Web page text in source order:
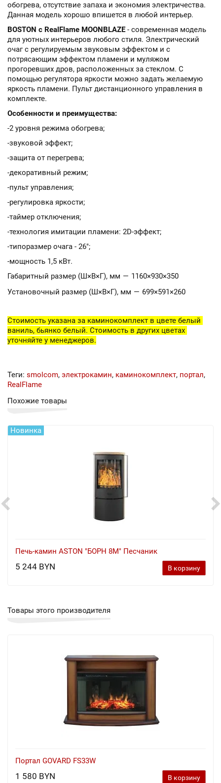
обогрева, отсутствие запаха и экономия электричества.
Данная модель хорошо впишется в любой интерьер.
BOSTON с RealFlame MOONBLAZE - современная модель
для уютных интерьеров любого стиля. Электрический
очаг с регулируемым звуковым эффектом и с
потрясающим эффектом пламени и муляжом
прогоревших дров, расположенных за стеклом. С
помощью регулятора яркости можно задать желаемую
яркость пламени. Пульт дистанционного управления в
комплекте.
Особенности и преимущества:
-декоративный режим;
-пульт управления;
-регулировка яркости;
-таймер отключения;
-технология имитации пламени: 2D-эффект;
-типоразмер очага - 26";
-мощность 1,5 кВт.
Габаритный размер (Ш×В×Г), мм — 1160×930×350
Установочный размер (Ш×В×Г), мм — 699×591×260
Стоимость указана за каминокомплект в цвете белый
ваниль, бьянко белый. Стоимость в других цветах
уточняйте у менеджеров.
Теги: smolcom, электрокамин, каминокомплект, портал,
RealFlame
Похожие товары
Новинка
Печь-камин ASTON "БОРН 8М" Песчаник
5 244 BYN В корзину
Товары этого производителя
Портал GOVARD FS33W
1 580 BYN В корзину